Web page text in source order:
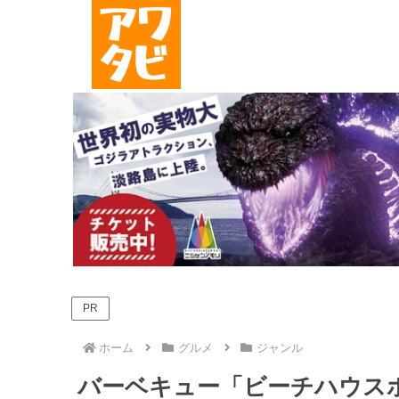
PR
ホーム グルメ ジャンル
バーベキュー「ビーチハウス